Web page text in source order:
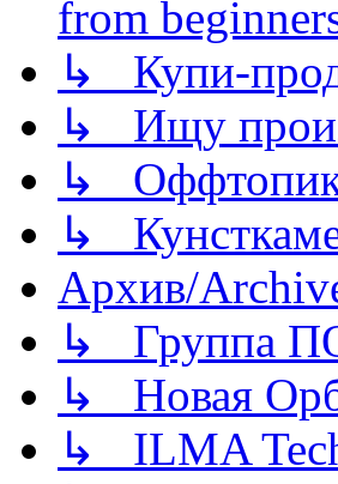
from
↳ Купи-
↳ Ищу
↳
↳
Архив/
↳ Группа
↳ Новая
↳ ILMA